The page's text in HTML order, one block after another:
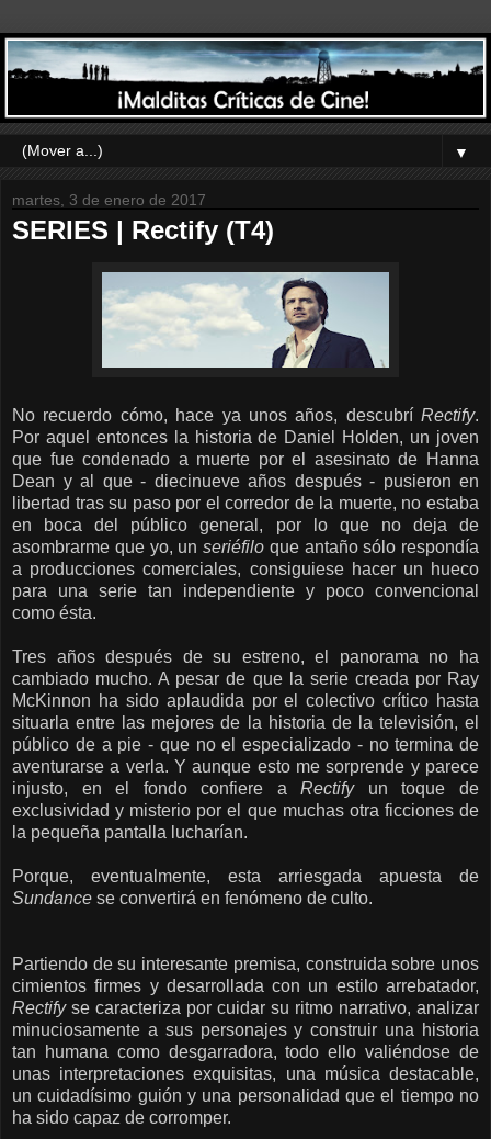
▼
martes, 3 de enero de 2017
SERIES | Rectify (T4)
No recuerdo cómo, hace ya unos años, descubrí Rectify.
Por aquel entonces la historia de Daniel Holden, un joven
que fue condenado a muerte por el asesinato de Hanna
Dean y al que - diecinueve años después - pusieron en
libertad tras su paso por el corredor de la muerte, no estaba
en boca del público general, por lo que no deja de
asombrarme que yo, un seriéfilo que antaño sólo respondía
a producciones comerciales, consiguiese hacer un hueco
para una serie tan independiente y poco convencional
como ésta.
Tres años después de su estreno, el panorama no ha
cambiado mucho. A pesar de que la serie creada por Ray
McKinnon ha sido aplaudida por el colectivo crítico hasta
situarla entre las mejores de la historia de la televisión, el
público de a pie - que no el especializado - no termina de
aventurarse a verla. Y aunque esto me sorprende y parece
injusto, en el fondo confiere aRectifyun toque de
exclusividad y misterio por el que muchas otra ficciones de
la pequeña pantalla lucharían.
Porque, eventualmente, esta arriesgada apuesta de
Sundance se convertirá en fenómeno de culto.
Partiendo de su interesante premisa, construida sobre unos
cimientos firmes y desarrollada con un estilo arrebatador,
Rectifyse caracteriza por cuidar su ritmo narrativo, analizar
minuciosamente a sus personajes y construir una historia
tan humana como desgarradora, todo ello valiéndose de
unas interpretaciones exquisitas, una música destacable,
un cuidadísimo guión y una personalidad que el tiempo no
ha sido capaz de corromper.